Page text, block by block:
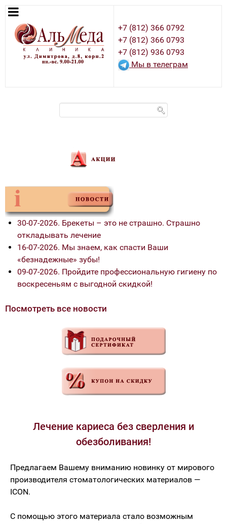
+7 (812) 366 0792
+7 (812) 366 0793
+7 (812) 936 0793
Мы в телеграм
30-07-2026. Брекеты – это не страшно. Страшно
откладывать лечение
16-07-2026. Мы знаем, как спасти Ваши
«безнадежные» зубы!
09-07-2026. Пройдите профессиональную гигиену по
воскресеньям с выгодной скидкой!
Посмотреть все новости
Лечение кариеса без сверления и
обезболивания!
Предлагаем Вашему вниманию новинку от мирового
производителя стоматологических материалов —
ICON.
С помощью этого материала стало возможным